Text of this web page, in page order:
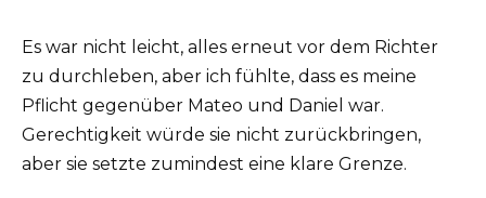
Es war nicht leicht, alles erneut vor dem Richter
zu durchleben, aber ich fühlte, dass es meine
Pflicht gegenüber Mateo und Daniel war.
Gerechtigkeit würde sie nicht zurückbringen,
aber sie setzte zumindest eine klare Grenze.